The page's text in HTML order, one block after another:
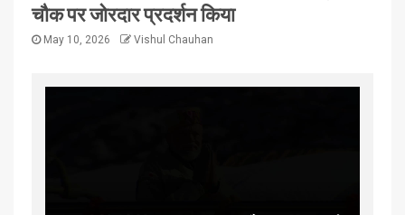
चौक पर जोरदार प्रदर्शन किया
May 10, 2026 Vishul Chauhan